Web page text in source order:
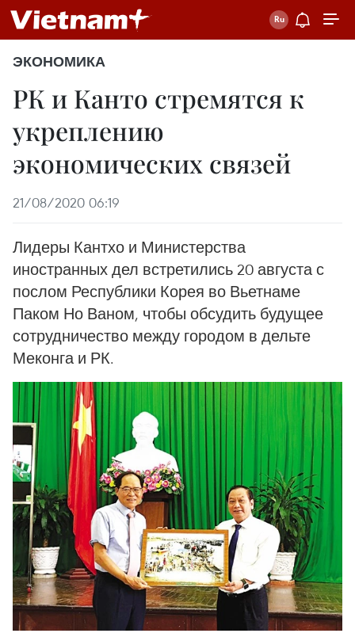
ЭКОНОМИКА
РК и Канто стремятся к
укреплению
экономических связей
21/08/2020 06:19
Лидеры Кантхо и Министерства
иностранных дел встретились 20 августа с
послом Республики Корея во Вьетнаме
Паком Но Ваном, чтобы обсудить будущее
сотрудничество между городом в дельте
Меконга и РК.